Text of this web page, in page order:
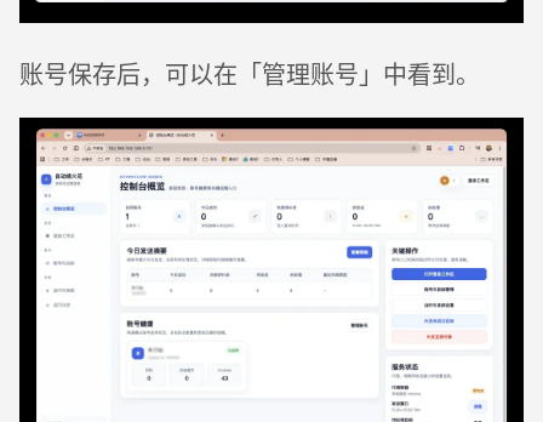
账号保存后，可以在「管理账号」中看到。